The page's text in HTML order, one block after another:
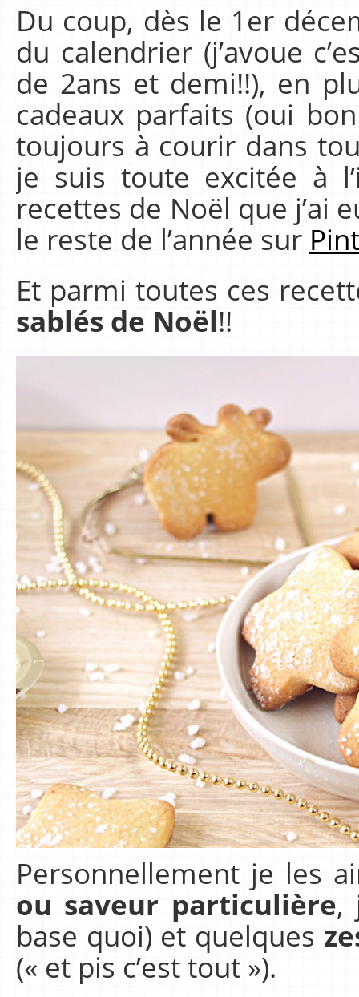
Du coup, dès le 1er
du calendrier (j’avoue
de 2ans et demi!!), en
cadeaux parfaits (oui
toujours à courir dans
je suis toute excitée à
recettes de Noël que j’ai
le reste de l’année sur
Et parmi toutes ces
sablés de Noël!!
Personnellement je les
ou saveur particulière,
base quoi) et quelques
(« et pis c’est tout »).